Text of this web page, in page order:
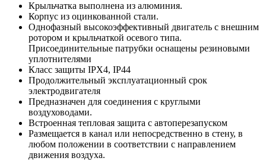
Крыльчатка выполнена из алюминия.
Корпус из оцинкованной стали.
Однофазный высокоэффективный двигатель с внешним
ротором и крыльчаткой осевого типа.
Присоединительные патрубки оснащены резиновыми
уплотнителями
Класс защиты IPX4, IP44
Продолжительный эксплуатационный срок
электродвигателя
Предназначен для соединения с круглыми
воздуховодами.
Встроенная тепловая защита с автоперезапуском
Размещается в канал или непосредственно в стену, в
любом положении в соответствии с направлением
движения воздуха.